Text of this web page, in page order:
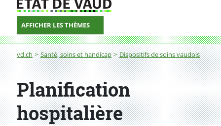
AFFICHER LES THÈMES
Fil d'Ariane
vd.ch Santé, soins et handicap Dispositifs de soins vaudois
Planification hospitalière
Planification
hospitalière